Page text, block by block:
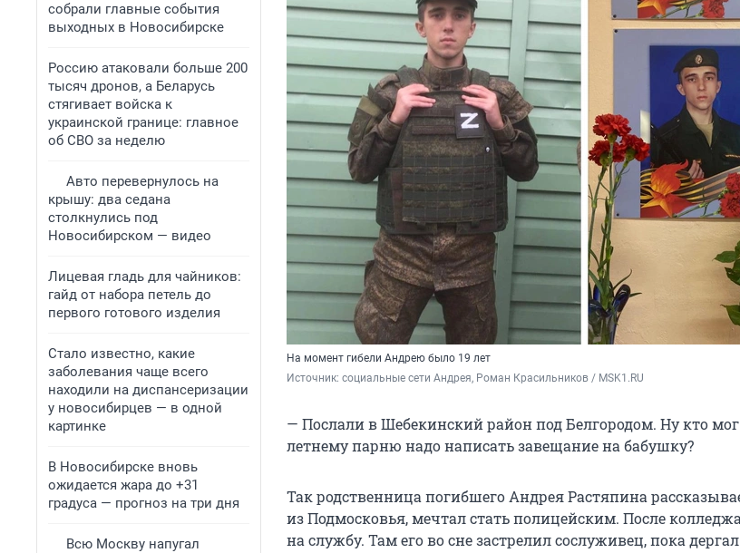
собрали главные события
выходных в Новосибирске
Россию атаковали больше 200
тысяч дронов, а Беларусь
стягивает войска к
украинской границе: главное
об СВО за неделю
Авто перевернулось на
крышу: два седана
столкнулись под
Новосибирском — видео
Лицевая гладь для чайников:
гайд от набора петель до
первого готового изделия
Стало известно, какие
заболевания чаще всего
находили на диспансеризации
у новосибирцев — в одной
картинке
В Новосибирске вновь
ожидается жара до +31
градуса — прогноз на три дня
Всю Москву напугал
На момент гибели Андрею было 19 лет
Источник: социальные сети Андрея, Роман Красильников / MSK1.RU
— Послали в Шебекинский район под Белгородом. Ну кто мог
летнему парню надо написать завещание на бабушку?
Так родственница погибшего Андрея Растяпина
из Подмосковья, мечтал стать полицейским. После
на службу. Там его во сне застрелил сослуживец, пока